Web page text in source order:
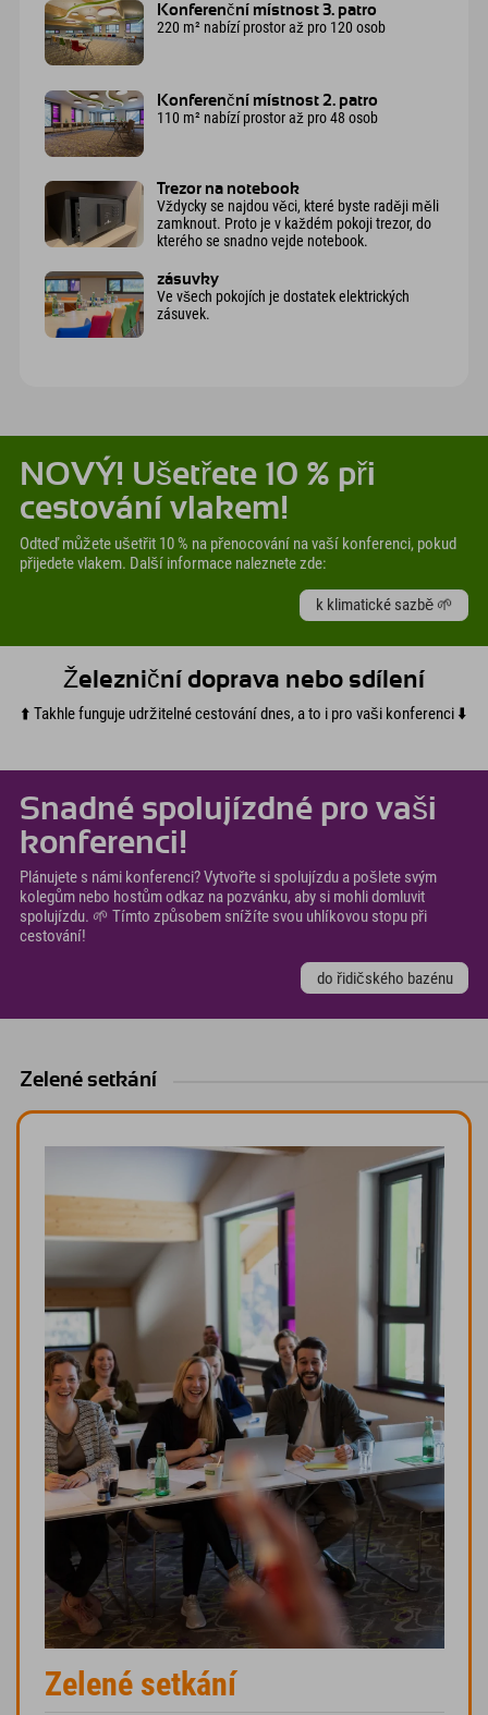
Konferenční místnost 3. patro
220 m² nabízí prostor až pro 120 osob
Konferenční místnost 2. patro
110 m² nabízí prostor až pro 48 osob
Trezor na notebook
Vždycky se najdou věci, které byste raději měli
zamknout. Proto je v každém pokoji trezor, do
kterého se snadno vejde notebook.
zásuvky
Ve všech pokojích je dostatek elektrických
zásuvek.
NOVÝ! Ušetřete 10 % při
cestování vlakem!
Odteď můžete ušetřit 10 % na přenocování na vaší konferenci, pokud
přijedete vlakem. Další informace naleznete zde:
k klimatické sazbě 🌱
Železniční doprava nebo sdílení
⬆️ Takhle funguje udržitelné cestování dnes, a to i pro vaši konferenci ⬇️
Snadné spolujízdné pro vaši
konferenci!
Plánujete s námi konferenci? Vytvořte si spolujízdu a pošlete svým
kolegům nebo hostům odkaz na pozvánku, aby si mohli domluvit
spolujízdu. 🌱 Tímto způsobem snížíte svou uhlíkovou stopu při
cestování!
do řidičského bazénu
Zelené setkání
Zelené setkání